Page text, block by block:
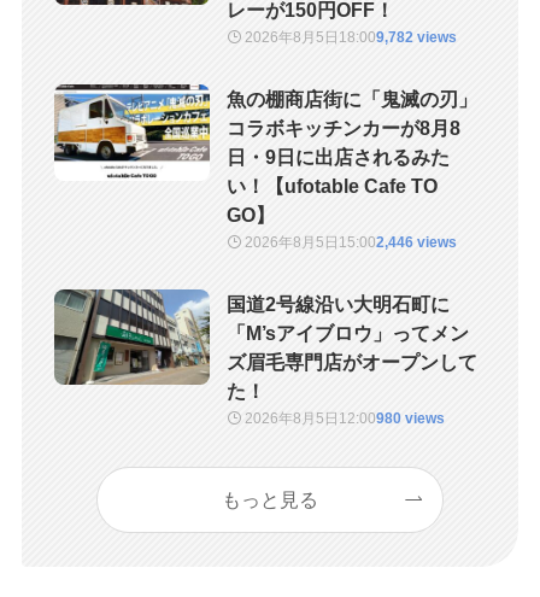
レーが150円OFF！
2026年8月5日 18:009,782 views
魚の棚商店街に「鬼滅の刃」
コラボキッチンカーが8月8
日・9日に出店されるみた
い！【ufotable Cafe TO
GO】
2026年8月5日 15:002,446 views
国道2号線沿い大明石町に
「M’sアイブロウ」ってメン
ズ眉毛専門店がオープンして
た！
2026年8月5日 12:00980 views
もっと見る